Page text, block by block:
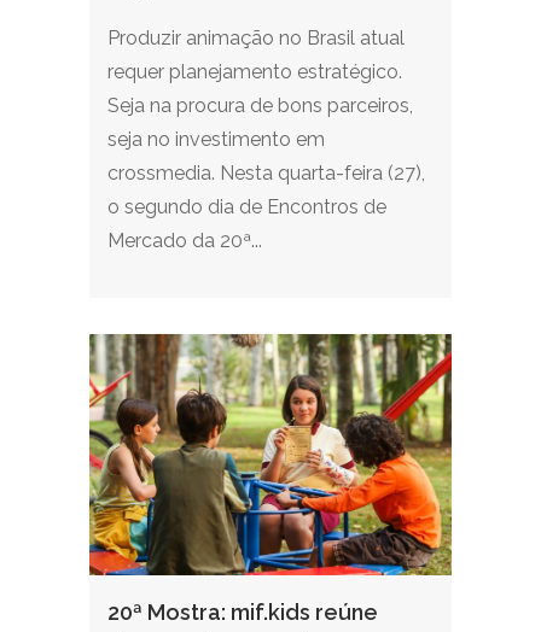
Produzir animação no Brasil atual
requer planejamento estratégico.
Seja na procura de bons parceiros,
seja no investimento em
crossmedia. Nesta quarta-feira (27),
o segundo dia de Encontros de
Mercado da 20ª...
20ª Mostra: mif.kids reúne